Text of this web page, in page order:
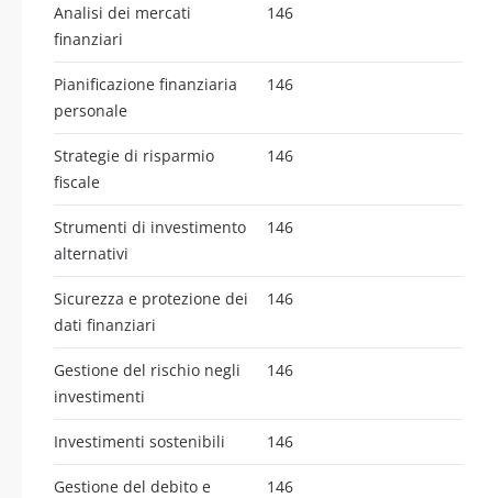
Analisi dei mercati
finanziari
146
Pianificazione finanziaria
personale
146
Strategie di risparmio
fiscale
146
Strumenti di investimento
alternativi
146
Sicurezza e protezione dei
dati finanziari
146
Gestione del rischio negli
investimenti
146
Investimenti sostenibili 146
Gestione del debito e
146